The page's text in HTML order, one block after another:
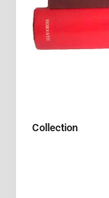
Collection